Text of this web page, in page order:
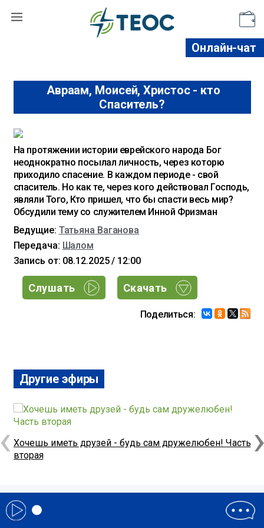
Онлайн-чат
Авраам, Моисей, Христос - кто
Спаситель?
На протяжении истории еврейского народа Бог
неоднократно посылал личность, через которю
приходило спасение. В каждом периоде - свой
спаситель. Но как те, через кого действовал Господь,
являли Того, Кто пришел, что бы спасти весь мир?
Обсудили темy со слyжителем Инной Фризман
Ведущие: Татьяна Ваганова
Передача: Шалом
Запись от: 08.12.2025 / 12:00
Слушать Скачать
Поделиться:
Другие эфиры
Хочешь иметь дрyзей - бyдь сам дрyжелюбен! Часть
вторая